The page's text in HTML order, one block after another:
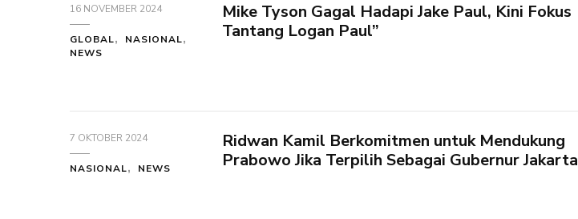
16 NOVEMBER 2024
GLOBAL
NASIONAL
NEWS
Mike Tyson Gagal Hadapi Jake Paul, Kini Fokus
Tantang Logan Paul”
7 OKTOBER 2024
NASIONAL NEWS
Ridwan Kamil Berkomitmen untuk Mendukung
Prabowo Jika Terpilih Sebagai Gubernur Jakarta